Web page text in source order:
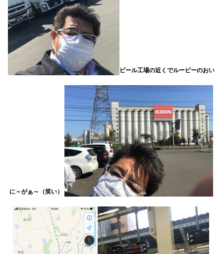
ビール工場の近くでルービーのおい
に～がぁ～（笑い）